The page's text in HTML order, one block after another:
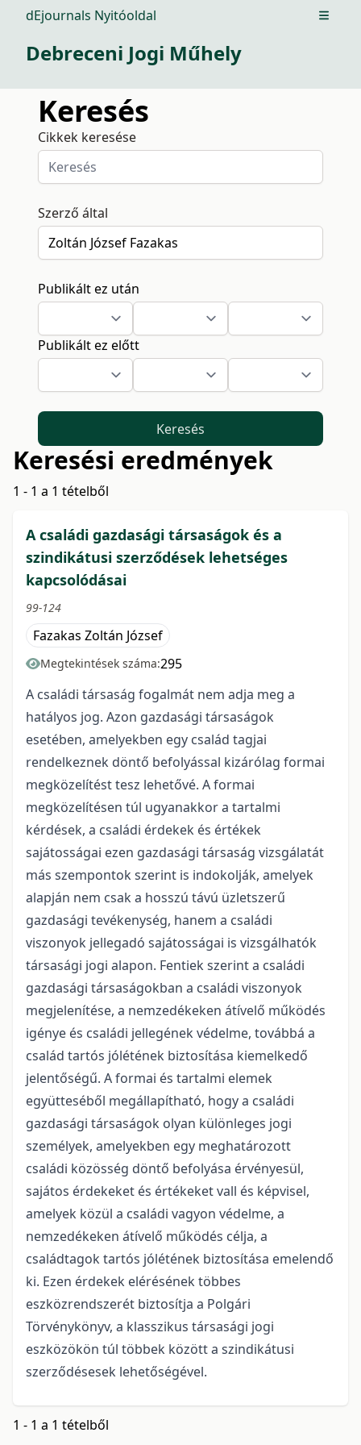
dEjournals Nyitóoldal Open
Debreceni Jogi Műhely
Keresés
Cikkek keresése
Szerző által
Publikált ez után
Publikált ez előtt
Keresés
Keresési eredmények
1 - 1 a 1 tételből
A családi gazdasági társaságok és a
szindikátusi szerződések lehetséges
kapcsolódásai
99-124
Fazakas Zoltán József
Megtekintések száma:295
A családi társaság fogalmát nem adja meg a
hatályos jog. Azon gazdasági társaságok
esetében, amelyekben egy család tagjai
rendelkeznek döntő befolyással kizárólag formai
megközelítést tesz lehetővé. A formai
megközelítésen túl ugyanakkor a tartalmi
kérdések, a családi érdekek és értékek
sajátosságai ezen gazdasági társaság vizsgálatát
más szempontok szerint is indokolják, amelyek
alapján nem csak a hosszú távú üzletszerű
gazdasági tevékenység, hanem a családi
viszonyok jellegadó sajátosságai is vizsgálhatók
társasági jogi alapon. Fentiek szerint a családi
gazdasági társaságokban a családi viszonyok
megjelenítése, a nemzedékeken átívelő működés
igénye és családi jellegének védelme, továbbá a
család tartós jólétének biztosítása kiemelkedő
jelentőségű. A formai és tartalmi elemek
együtteséből megállapítható, hogy a családi
gazdasági társaságok olyan különleges jogi
személyek, amelyekben egy meghatározott
családi közösség döntő befolyása érvényesül,
sajátos érdekeket és értékeket vall és képvisel,
amelyek közül a családi vagyon védelme, a
nemzedékeken átívelő működés célja, a
családtagok tartós jólétének biztosítása emelendő
ki. Ezen érdekek elérésének többes
eszközrendszerét biztosítja a Polgári
Törvénykönyv, a klasszikus társasági jogi
eszközökön túl többek között a szindikátusi
szerződésesek lehetőségével.
1 - 1 a 1 tételből